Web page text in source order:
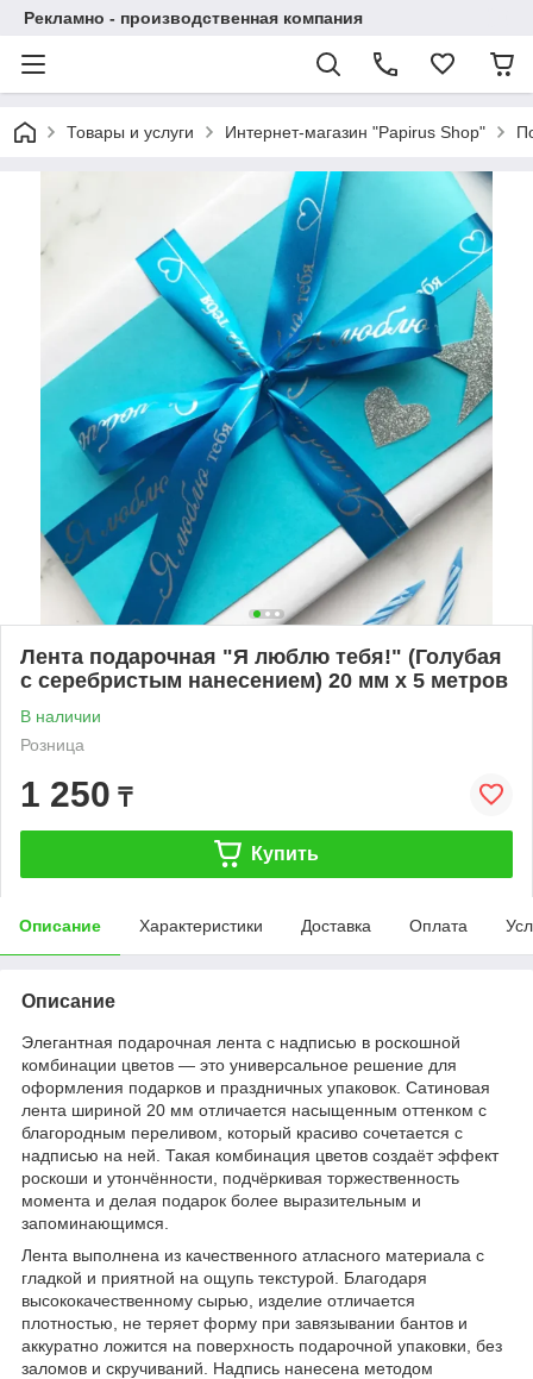
Рекламно - производственная компания
Товары и услуги Интернет-магазин "Papirus Shop"
Лента подарочная "Я люблю тебя!" (Голубая
с серебристым нанесением) 20 мм х 5 метров
В наличии
Розница
1 250 ₸
Купить
Описание Характеристики Доставка Оплата
Описание
Элегантная подарочная лента с надписью в роскошной
комбинации цветов — это универсальное решение для
оформления подарков и праздничных упаковок. Сатиновая
лента шириной 20 мм отличается насыщенным оттенком с
благородным переливом, который красиво сочетается с
надписью на ней. Такая комбинация цветов создаёт эффект
роскоши и утончённости, подчёркивая торжественность
момента и делая подарок более выразительным и
запоминающимся.
Лента выполнена из качественного атласного материала с
гладкой и приятной на ощупь текстурой. Благодаря
высококачественному сырью, изделие отличается
плотностью, не теряет форму при завязывании бантов и
аккуратно ложится на поверхность подарочной упаковки, без
заломов и скручиваний. Надпись нанесена методом